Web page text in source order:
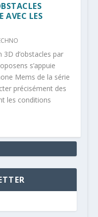
AVEC LES
d’obstacles par
s’appuie
Mems de la série
précisément des
les conditions